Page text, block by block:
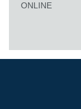
ONLINE